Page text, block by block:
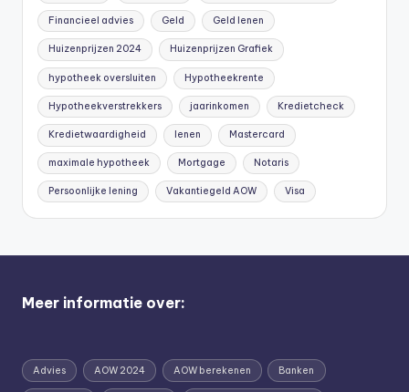
Financieel advies Geld Geld lenen
Huizenprijzen 2024 Huizenprijzen Grafiek
hypotheek oversluiten Hypotheekrente
Hypotheekverstrekkers jaarinkomen Kredietcheck
Kredietwaardigheid lenen Mastercard
maximale hypotheek Mortgage Notaris
Persoonlijke lening Vakantiegeld AOW Visa
Meer informatie over:
Advies AOW 2024 AOW berekenen Banken